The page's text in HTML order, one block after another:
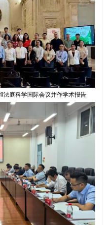
法庭科学国际会议并作学术报告